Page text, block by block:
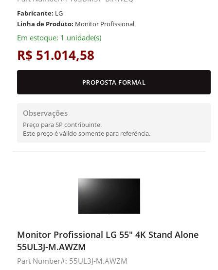
Fabricante: LG
Linha de Produto: Monitor Profissional
Em estoque: 1 unidade(s)
R$ 51.014,58
PROPOSTA FORMAL
Observações
Preço para SP contribuinte.
Este preço é válido somente para referência.
Monitor Profissional LG 55" 4K Stand Alone
55UL3J-M.AWZM
Part Number#: 55UL3J-M.AWZM